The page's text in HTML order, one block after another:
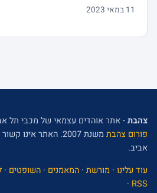
11 במאי 2023
צהבת- אתר אוהדים עצמאי של מכבי תל
פורום צהבת
משנת 2007. האתר
אביב.
עוד עלינו · מורשת · המאמנים · השופטים ·
· RSS